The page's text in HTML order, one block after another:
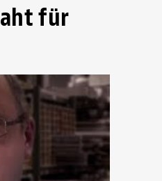
für